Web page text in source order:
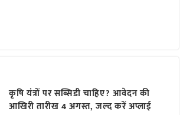
कृषि यंत्रों पर सब्सिडी चाहिए? आवेदन की
आखिरी तारीख 4 अगस्त, जल्द करें अप्लाई